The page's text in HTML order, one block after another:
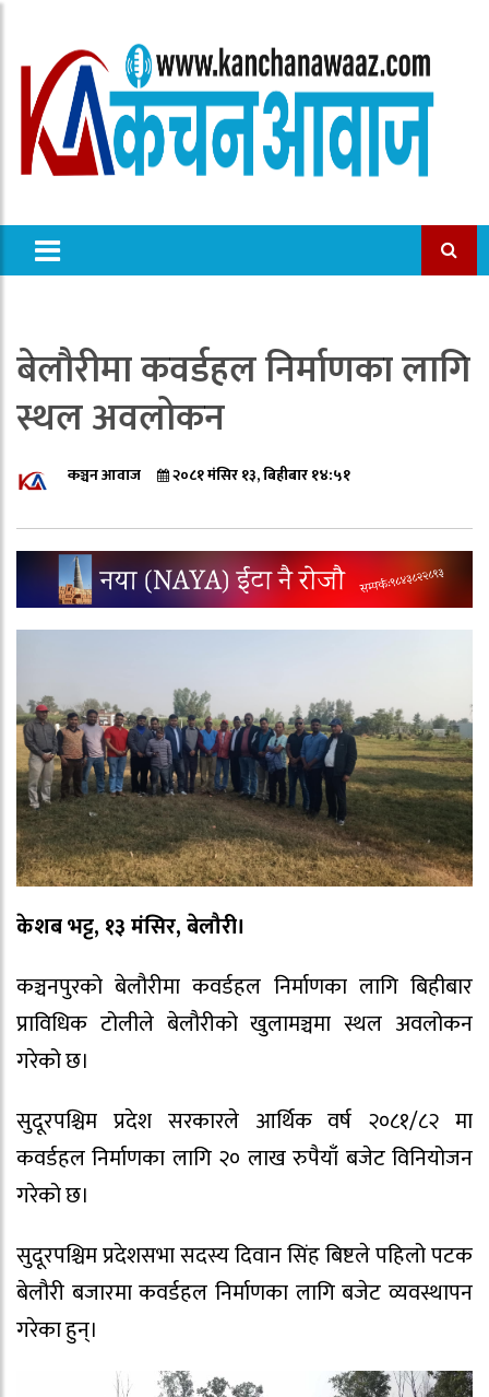
बेलौरीमा कवर्डहल निर्माणका लागि
स्थल अवलोकन
कञ्चन आवाज २०८१ मंसिर १३, बिहीबार १४:५१
केशब भट्ट, १३ मंसिर, बेलौरी।
कञ्चनपुरको बेलौरीमा कवर्डहल निर्माणका लागि बिहीबार
प्राविधिक टोलीले बेलौरीको खुलामञ्चमा स्थल अवलोकन
गरेको छ।
सुदूरपश्चिम प्रदेश सरकारले आर्थिक वर्ष २०८१/८२ मा
कवर्डहल निर्माणका लागि २० लाख रुपैयाँ बजेट विनियोजन
गरेको छ।
सुदूरपश्चिम प्रदेशसभा सदस्य दिवान सिंह बिष्टले पहिलो पटक
बेलौरी बजारमा कवर्डहल निर्माणका लागि बजेट व्यवस्थापन
गरेका हुन्।